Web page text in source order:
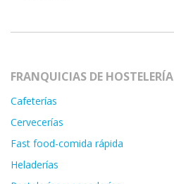
FRANQUICIAS DE HOSTELERÍA
Cafeterías
Cervecerías
Fast food-comida rápida
Heladerías